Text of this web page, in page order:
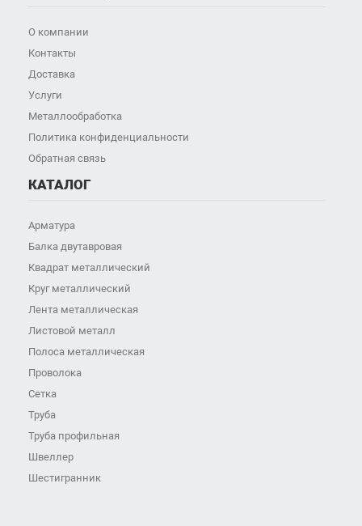
О компании
Контакты
Доставка
Услуги
Металлообработка
Политика конфиденциальности
Обратная связь
КАТАЛОГ
Арматура
Балка двутавровая
Квадрат металлический
Круг металлический
Лента металлическая
Листовой металл
Полоса металлическая
Проволока
Сетка
Труба
Труба профильная
Швеллер
Шестигранник